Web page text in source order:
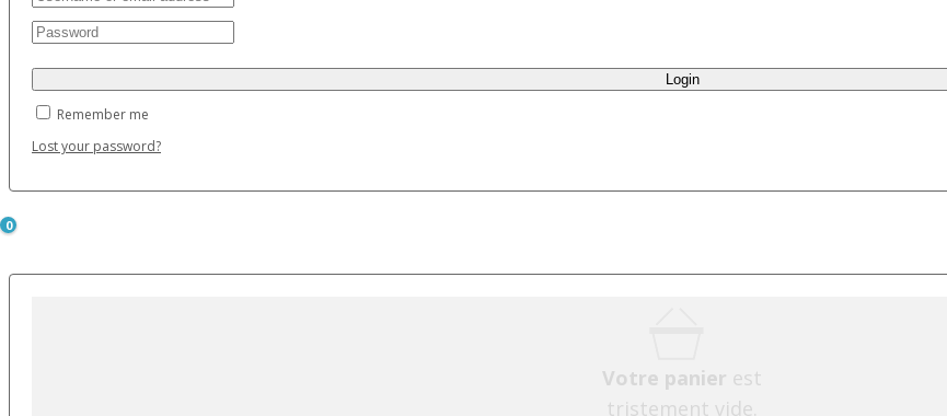
Remember me
Lost your password?
0
Votre panier est
tristement vide.